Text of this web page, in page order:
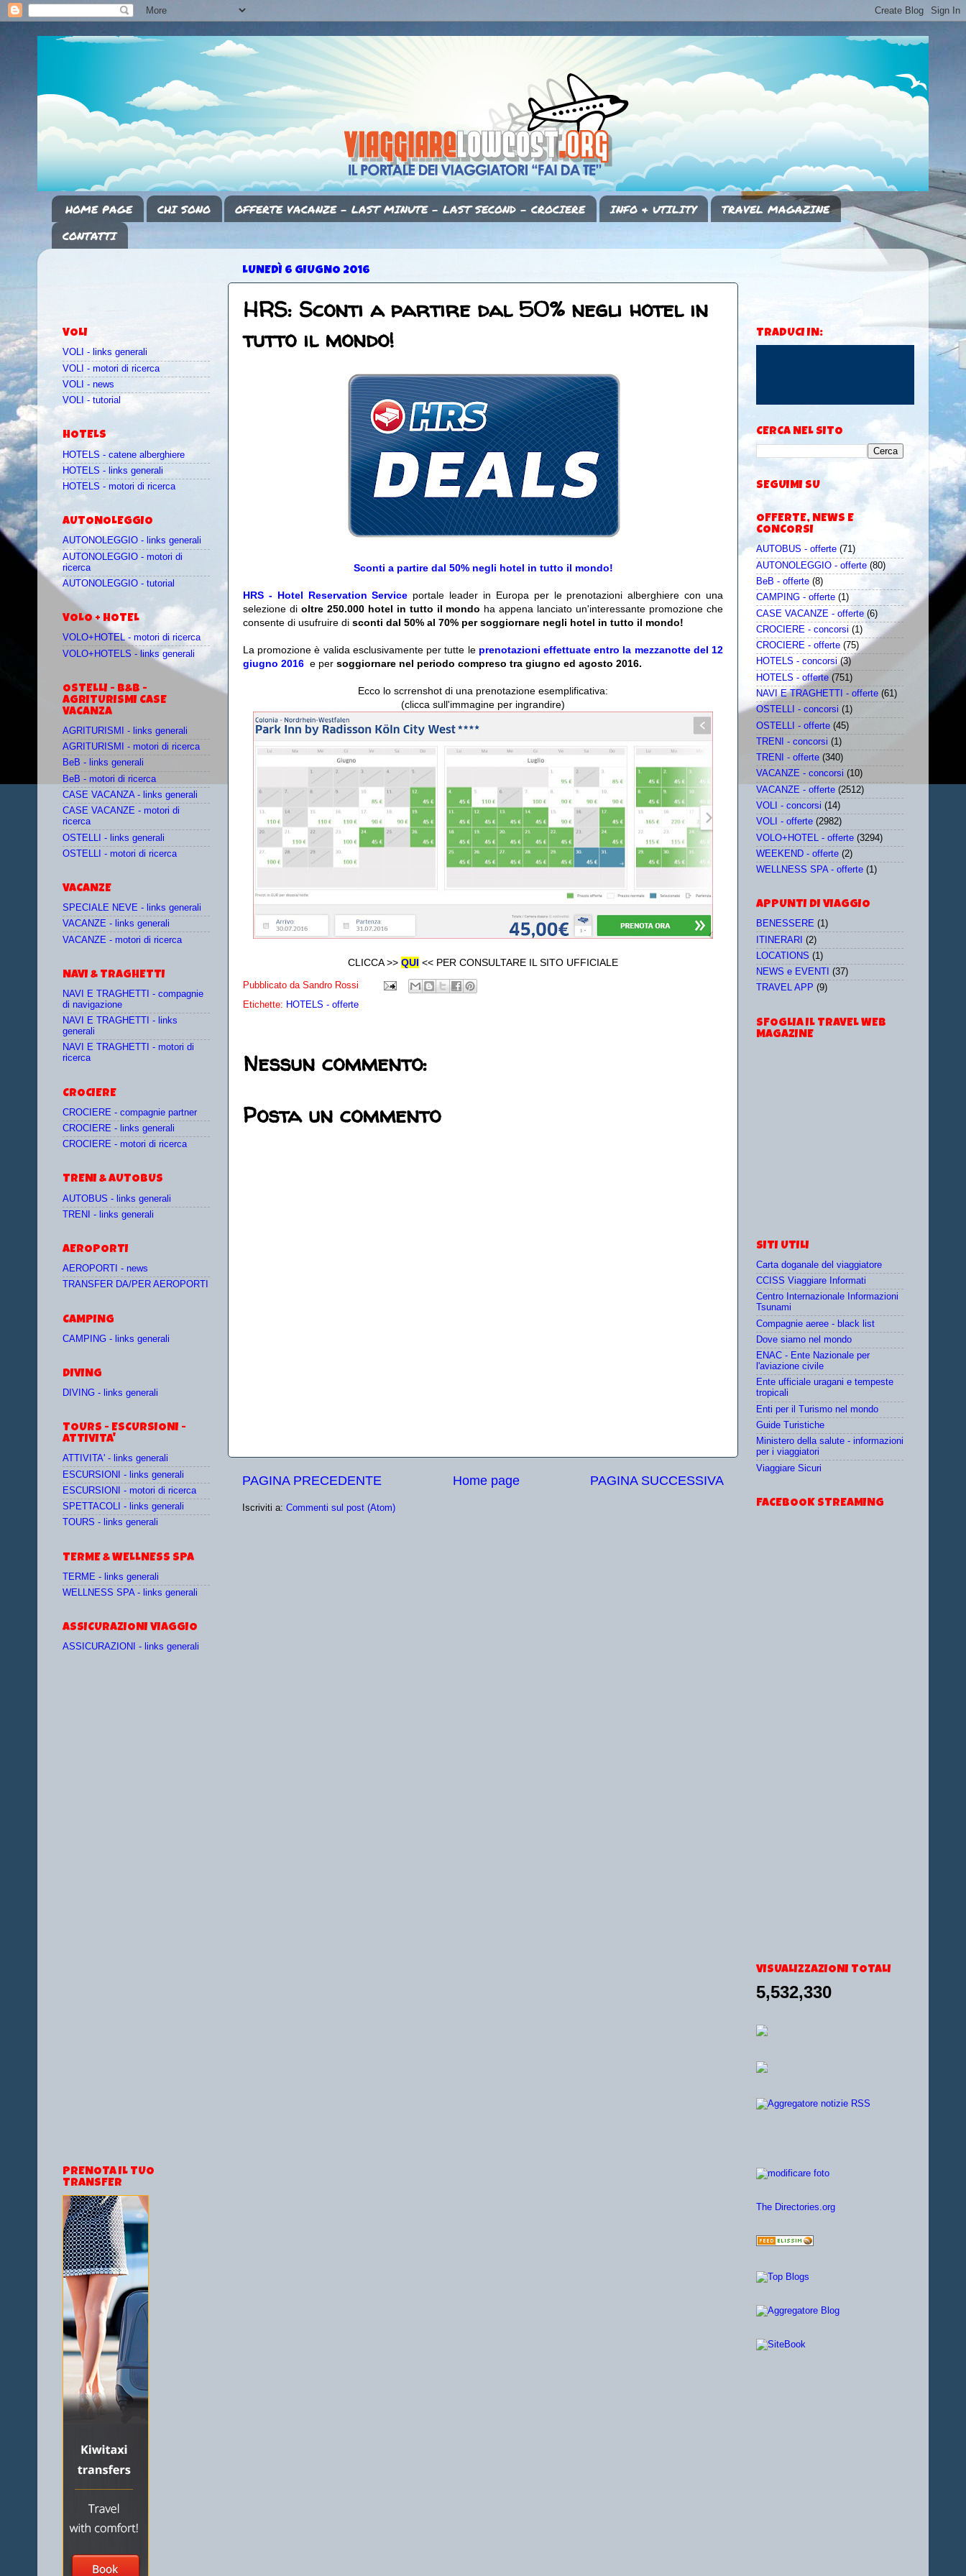
HOME PAGE CHI SONO OFFERTE VACANZE - LAST MINUTE - LAST SECOND - CROCIERE INFO & UTILITY
TRAVEL MAGAZINE
CONTATTI
LUNEDÌ 6 GIUGNO 2016
HRS: Sconti a partire dal 50% negli hotel in
tutto il mondo!
Sconti a partire dal 50% negli hotel in tutto il mondo!
HRS - Hotel Reservation Service portale leader in Europa per le prenotazioni alberghiere con una
selezione di oltre 250.000 hotel in tutto il mondo ha appena lanciato un'interessante promozione che
consente di usufruire di sconti dal 50% al 70% per soggiornare negli hotel in tutto il mondo!
La promozione è valida esclusivamente per tutte le prenotazioni effettuate entro la mezzanotte del 12
giugno 2016 e per soggiornare nel periodo compreso tra giugno ed agosto 2016.
Ecco lo scrrenshot di una prenotazione esemplificativa:
(clicca sull'immagine per ingrandire)
CLICCA >> QUI << PER CONSULTARE IL SITO UFFICIALE
Pubblicato da Sandro Rossi
Etichette: HOTELS - offerte
Nessun commento:
Posta un commento
PAGINA PRECEDENTE PAGINA SUCCESSIVA
Home page
Iscriviti a: Commenti sul post (Atom)
VOLI
VOLI - links generali
VOLI - motori di ricerca
VOLI - news
VOLI - tutorial
HOTELS
HOTELS - catene alberghiere
HOTELS - links generali
HOTELS - motori di ricerca
AUTONOLEGGIO
AUTONOLEGGIO - links generali
AUTONOLEGGIO - motori di
ricerca
AUTONOLEGGIO - tutorial
VOLO + HOTEL
VOLO+HOTEL - motori di ricerca
VOLO+HOTELS - links generali
OSTELLI - B&B -
AGRITURISMI CASE
VACANZA
AGRITURISMI - links generali
AGRITURISMI - motori di ricerca
BeB - links generali
BeB - motori di ricerca
CASE VACANZA - links generali
CASE VACANZE - motori di
ricerca
OSTELLI - links generali
OSTELLI - motori di ricerca
VACANZE
SPECIALE NEVE - links generali
VACANZE - links generali
VACANZE - motori di ricerca
NAVI & TRAGHETTI
NAVI E TRAGHETTI - compagnie
di navigazione
NAVI E TRAGHETTI - links
generali
NAVI E TRAGHETTI - motori di
ricerca
CROCIERE
CROCIERE - compagnie partner
CROCIERE - links generali
CROCIERE - motori di ricerca
TRENI & AUTOBUS
AUTOBUS - links generali
TRENI - links generali
AEROPORTI
AEROPORTI - news
TRANSFER DA/PER AEROPORTI
CAMPING
CAMPING - links generali
DIVING
DIVING - links generali
TOURS - ESCURSIONI -
ATTIVITA'
ATTIVITA' - links generali
ESCURSIONI - links generali
ESCURSIONI - motori di ricerca
SPETTACOLI - links generali
TOURS - links generali
TERME & WELLNESS SPA
TERME - links generali
WELLNESS SPA - links generali
ASSICURAZIONI VIAGGIO
ASSICURAZIONI - links generali
PRENOTA IL TUO
TRANSFER
TRADUCI IN:
CERCA NEL SITO
SEGUIMI SU
OFFERTE, NEWS E
CONCORSI
AUTOBUS - offerte (71)
AUTONOLEGGIO - offerte (80)
BeB - offerte (8)
CAMPING - offerte (1)
CASE VACANZE - offerte (6)
CROCIERE - concorsi (1)
CROCIERE - offerte (75)
HOTELS - concorsi (3)
HOTELS - offerte (751)
NAVI E TRAGHETTI - offerte (61)
OSTELLI - concorsi (1)
OSTELLI - offerte (45)
TRENI - concorsi (1)
TRENI - offerte (340)
VACANZE - concorsi (10)
VACANZE - offerte (2512)
VOLI - concorsi (14)
VOLI - offerte (2982)
VOLO+HOTEL - offerte (3294)
WEEKEND - offerte (2)
WELLNESS SPA - offerte (1)
APPUNTI DI VIAGGIO
BENESSERE (1)
ITINERARI (2)
LOCATIONS (1)
NEWS e EVENTI
(37)
TRAVEL APP (9)
SFOGLIA IL TRAVEL WEB
MAGAZINE
SITI UTILI
Carta doganale del viaggiatore
CCISS Viaggiare Informati
Centro Internazionale Informazioni
Tsunami
Compagnie aeree - black list
Dove siamo nel mondo
ENAC - Ente Nazionale per
l'aviazione civile
Ente ufficiale uragani e tempeste
tropicali
Enti per il Turismo nel mondo
Guide Turistiche
Ministero della salute - informazioni
per i viaggiatori
Viaggiare Sicuri
FACEBOOK STREAMING
VISUALIZZAZIONI TOTALI
5,532,330
The Directories.org